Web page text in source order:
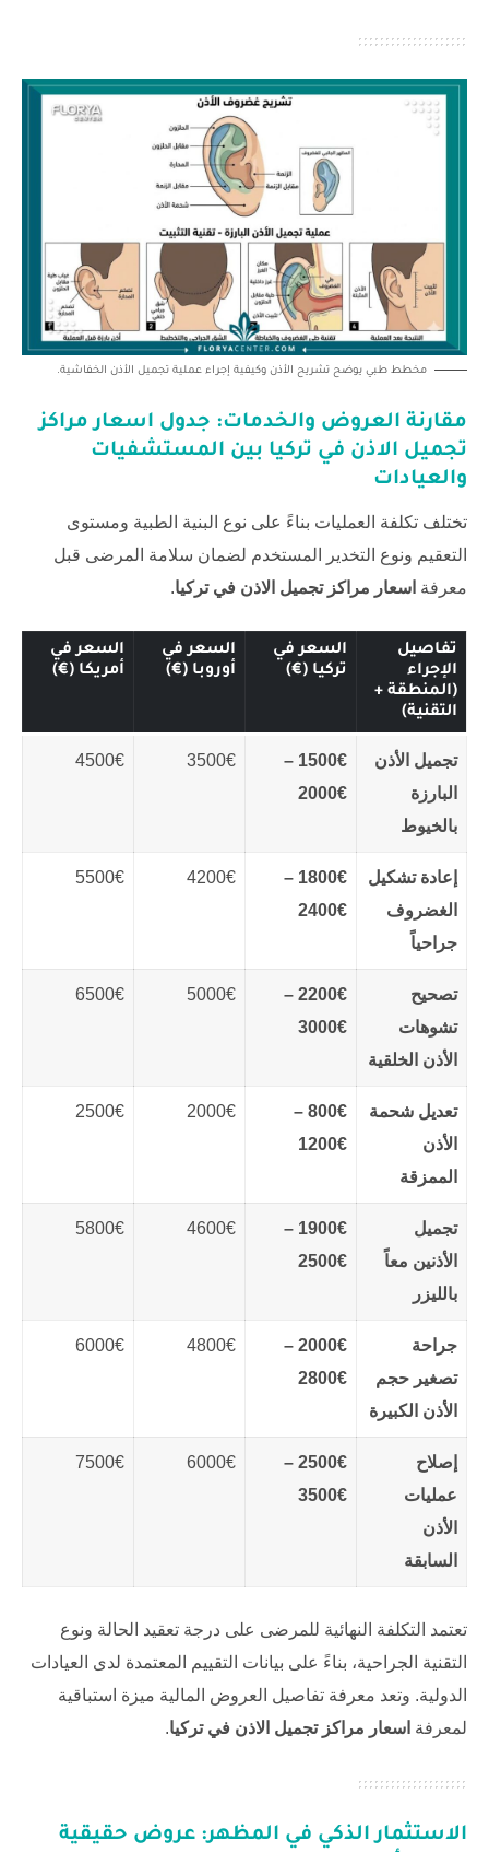
مخطط طبي يوضح تشريح الأذن وكيفية إجراء عملية تجميل الأذن الخفاشية.
مقارنة العروض والخدمات: جدول اسعار مراكز
تجميل الاذن في تركيا بين المستشفيات
والعيادات
تختلف تكلفة العمليات بناءً على نوع البنية الطبية ومستوى
التعقيم ونوع التخدير المستخدم لضمان سلامة المرضى قبل
معرفة اسعار مراكز تجميل الاذن في تركيا.
تفاصيل
الإجراء
(المنطقة +
التقنية)
السعر في
تركيا (€)
السعر في
أوروبا (€)
السعر في
أمريكا (€)
تجميل الأذن
البارزة
بالخيوط
1500€ –
2000€
3500€
4500€
إعادة تشكيل
الغضروف
جراحياً
1800€ –
2400€
4200€
5500€
تصحيح
تشوهات
الأذن الخلقية
2200€ –
3000€
5000€
6500€
تعديل شحمة
الأذن
الممزقة
800€ –
1200€
2000€
2500€
تجميل
الأذنين معاً
بالليزر
1900€ –
2500€
4600€
5800€
جراحة
تصغير حجم
الأذن الكبيرة
2000€ –
2800€
4800€
6000€
إصلاح
عمليات
الأذن
السابقة
2500€ –
3500€
6000€
7500€
تعتمد التكلفة النهائية للمرضى على درجة تعقيد الحالة ونوع
التقنية الجراحية، بناءً على بيانات التقييم المعتمدة لدى العيادات
الدولية. وتعد معرفة تفاصيل العروض المالية ميزة استباقية
لمعرفة اسعار مراكز تجميل الاذن في تركيا.
الاستثمار الذكي في المظهر: عروض حقيقية